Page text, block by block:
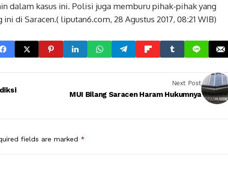
dalam kasus ini. Polisi juga memburu pihak-pihak yang
di Saracen.( liputan6.com, 28 Agustus 2017, 08:21 WIB)
Next Post
MUI Bilang Saracen Haram Hukumnya
fields are marked *